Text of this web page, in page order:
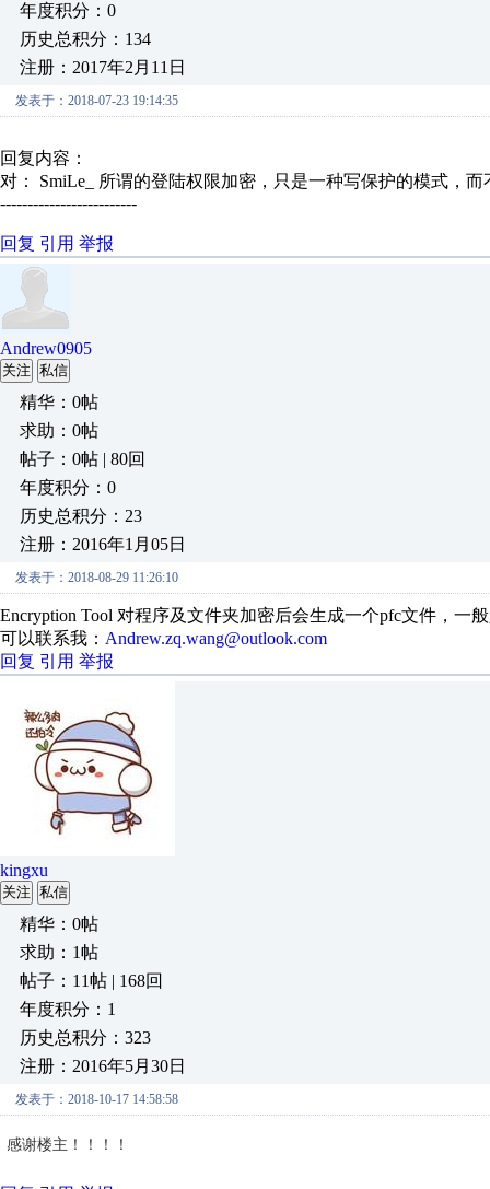
年度积分：0
历史总积分：134
注册：2017年2月11日
发表于：2018-07-23 19:14:35
回复内容：
对： SmiLe_
所谓的登陆权限加密，只是一种写保护的模式，
-------------------------
回复 引用 举报
Andrew0905
关注 私信
精华：0帖
求助：0帖
帖子：0帖 | 80回
年度积分：0
历史总积分：23
注册：2016年1月05日
发表于：2018-08-29 11:26:10
Encryption Tool 对程序及文件夹加密后会生成一个pfc文件，
可以联系我： Andrew.zq.wang@outlook.com
回复 引用 举报
kingxu
关注 私信
精华：0帖
求助：1帖
帖子：11帖 | 168回
年度积分：1
历史总积分：323
注册：2016年5月30日
发表于：2018-10-17 14:58:58
感谢楼主！！！！